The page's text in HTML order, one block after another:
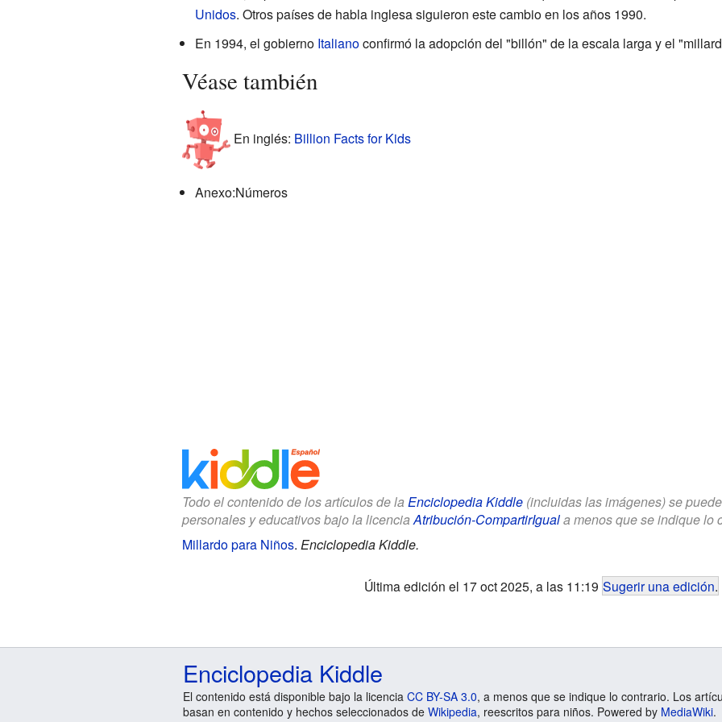
Unidos. Otros países de habla inglesa siguieron este cambio en los años 1990.
En 1994, el gobierno Italianoconfirmó la adopción del "billón" de la escala larga y el
Véase también
En inglés: Billion Facts for Kids
Anexo:Números
Todo el contenido de los artículos de la Enciclopedia Kiddle(incluidas las imágenes) se
personales y educativos bajo la licenciaAtribución-CompartirIguala menos que se indique lo
Millardo para Niños. Enciclopedia Kiddle.
Última edición el 17 oct 2025, a las 11:19 Sugerir una edición.
Enciclopedia Kiddle
El contenido está disponible bajo la licencia CC BY-SA 3.0, a menos que se indique lo contrario. Los
basan en contenido y hechos seleccionados de Wikipedia, reescritos para niños. Powered by MediaWiki.